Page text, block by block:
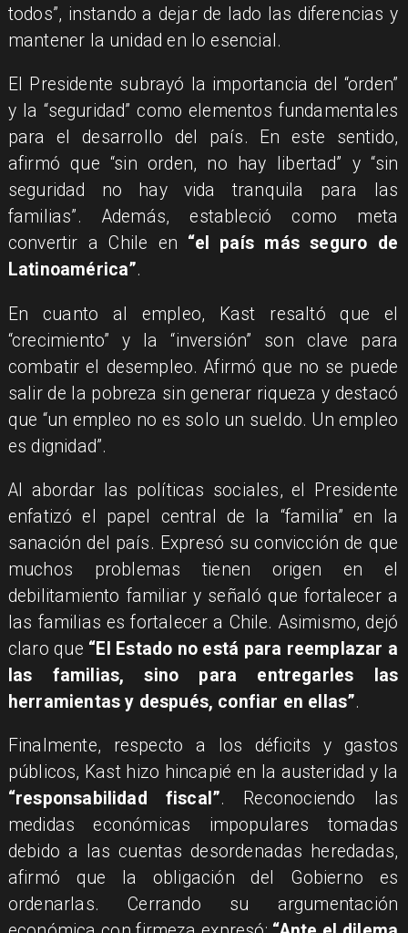
todos”, instando a dejar de lado las diferencias y
mantener la unidad en lo esencial.
El Presidente subrayó la importancia del “orden”
y la “seguridad” como elementos fundamentales
para el desarrollo del país. En este sentido,
afirmó que “sin orden, no hay libertad” y “sin
seguridad no hay vida tranquila para las
familias”. Además, estableció como meta
convertir a Chile en “el país más seguro de
Latinoamérica”.
En cuanto al empleo, Kast resaltó que el
“crecimiento” y la “inversión” son clave para
combatir el desempleo. Afirmó que no se puede
salir de la pobreza sin generar riqueza y destacó
que “un empleo no es solo un sueldo. Un empleo
es dignidad”.
Al abordar las políticas sociales, el Presidente
enfatizó el papel central de la “familia” en la
sanación del país. Expresó su convicción de que
muchos problemas tienen origen en el
debilitamiento familiar y señaló que fortalecer a
las familias es fortalecer a Chile. Asimismo, dejó
claro que “El Estado no está para reemplazar a
las familias, sino para entregarles las
herramientas y después, confiar en ellas”.
Finalmente, respecto a los déficits y gastos
públicos, Kast hizo hincapié en la austeridad y la
“responsabilidad fiscal”. Reconociendo las
medidas económicas impopulares tomadas
debido a las cuentas desordenadas heredadas,
afirmó que la obligación del Gobierno es
ordenarlas. Cerrando su argumentación